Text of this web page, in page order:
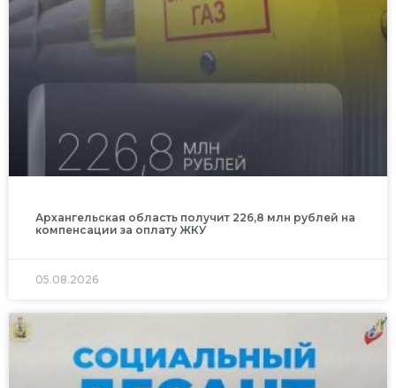
Архангельская область получит 226,8 млн рублей на
компенсации за оплату ЖКУ
05.08.2026